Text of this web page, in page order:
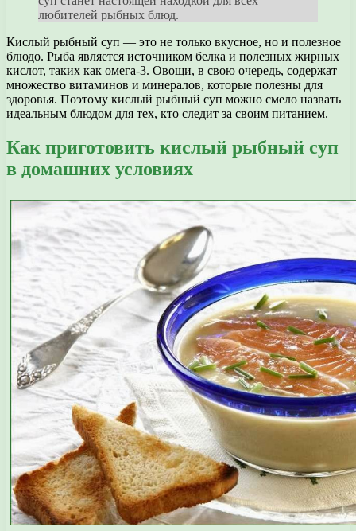
любителей рыбных блюд.
Кислый рыбный суп — это не только вкусное, но и полезное
блюдо. Рыба является источником белка и полезных жирных
кислот, таких как омега-3. Овощи, в свою очередь, содержат
множество витаминов и минералов, которые полезны для
здоровья. Поэтому кислый рыбный суп можно смело назвать
идеальным блюдом для тех, кто следит за своим питанием.
Как приготовить кислый рыбный суп
в домашних условиях